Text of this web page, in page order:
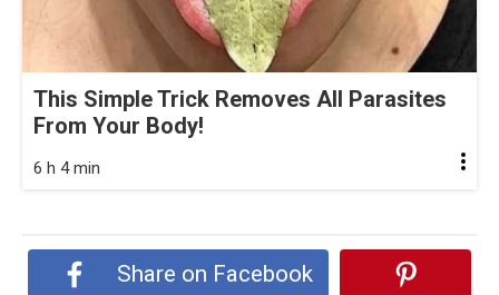
This Simple Trick Removes All Parasites
From Your Body!
6 h 4 min
Share on Facebook